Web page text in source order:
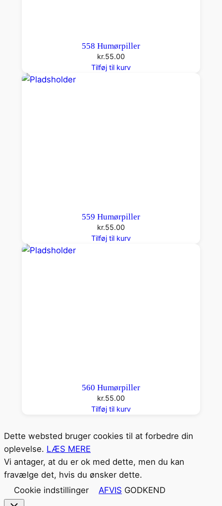
558 Humørpiller
kr.55.00
Tilføj til kurv
559 Humørpiller
kr.55.00
Tilføj til kurv
560 Humørpiller
kr.55.00
Tilføj til kurv
Dette websted bruger cookies til at forbedre din
oplevelse. LÆS MERE
Vi antager, at du er ok med dette, men du kan
fravælge det, hvis du ønsker dette.
Cookie indstillinger
AFVIS GODKEND